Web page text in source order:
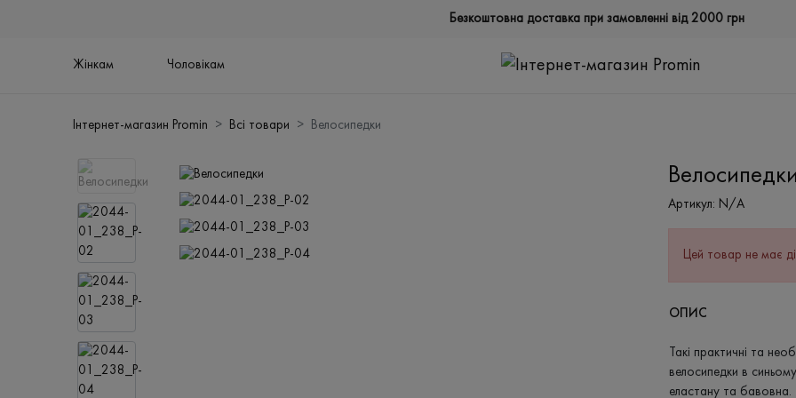
Безкоштовна доставка при замовленні від 2000 грн
Жінкам Чоловікам
Інтернет-магазин Promin Всі товари Велосипедки
Велосипедки
Артикул: N/A
Цей товар не має
ОПИС
Такі практичні та
велосипедки в
еластану та